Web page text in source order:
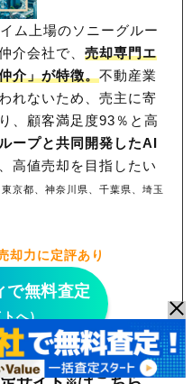
ム上場のソニーグルー
介会社で、売却専門エ
介」が特徴。不動産業
れないため、売主に寄
、顧客満足度93％と高
ープと共同開発したAI
高値売却を目指したい
京都、神奈川県、千葉県、埼玉
却力に定評あり
で無料査定
トへ）